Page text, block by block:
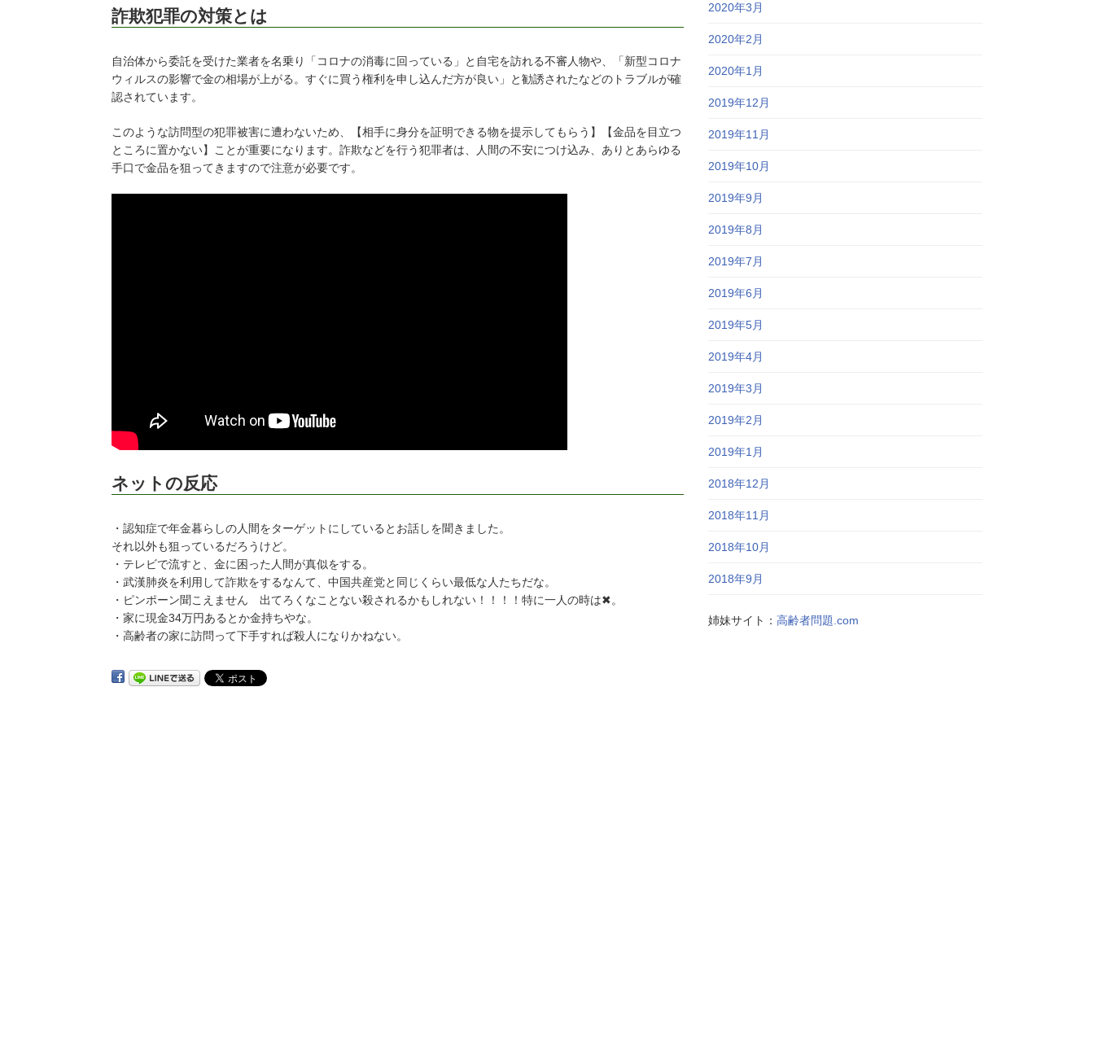
詐欺犯罪の対策とは
自治体から委託を受けた業者を名乗り「コロナの消毒に回っている」と自宅を訪れる不審人物や、「新型コロナ
ウィルスの影響で金の相場が上がる。すぐに買う権利を申し込んだ方が良い」と勧誘されたなどのトラブルが確
認されています。
このような訪問型の犯罪被害に遭わないため、【相手に身分を証明できる物を提示してもらう】【金品を目立つ
ところに置かない】ことが重要になります。詐欺などを行う犯罪者は、人間の不安につけ込み、ありとあらゆる
手口で金品を狙ってきますので注意が必要です。
ネットの反応
・認知症で年金暮らしの人間をターゲットにしているとお話しを聞きました。
それ以外も狙っているだろうけど。
・テレビで流すと、金に困った人間が真似をする。
・武漢肺炎を利用して詐欺をするなんて、中国共産党と同じくらい最低な人たちだな。
・ピンポーン聞こえません 出てろくなことない殺されるかもしれない！！！！特に一人の時は✖。
・家に現金34万円あるとか金持ちやな。
・高齢者の家に訪問って下手すれば殺人になりかねない。
2020年3月
2020年2月
2020年1月
2019年12月
2019年11月
2019年10月
2019年9月
2019年8月
2019年7月
2019年6月
2019年5月
2019年4月
2019年3月
2019年2月
2019年1月
2018年12月
2018年11月
2018年10月
2018年9月
姉妹サイト：高齢者問題.com